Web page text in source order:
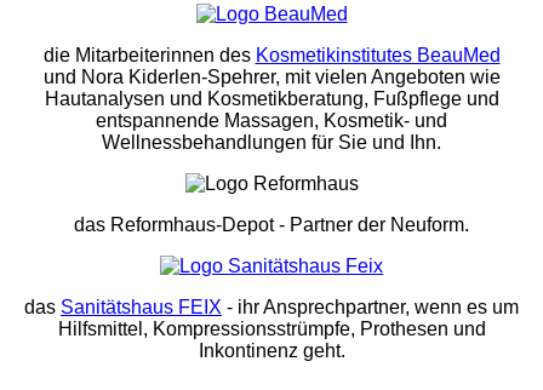
die Mitarbeiterinnen des Kosmetikinstitutes BeauMed
und Nora Kiderlen-Spehrer, mit vielen Angeboten wie
Hautanalysen und Kosmetikberatung, Fußpflege und
entspannende Massagen, Kosmetik- und
Wellnessbehandlungen für Sie und Ihn.
das Reformhaus-Depot- Partner der Neuform.
das Sanitätshaus FEIX - ihr Ansprechpartner, wenn es um
Hilfsmittel, Kompressionsstrümpfe, Prothesen und
Inkontinenz geht.